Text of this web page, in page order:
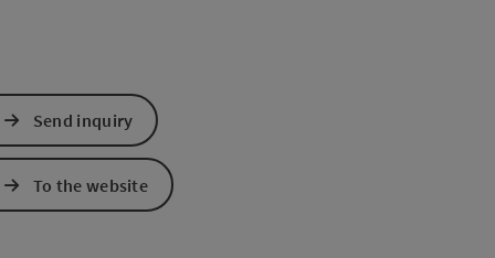
Send inquiry
To the website